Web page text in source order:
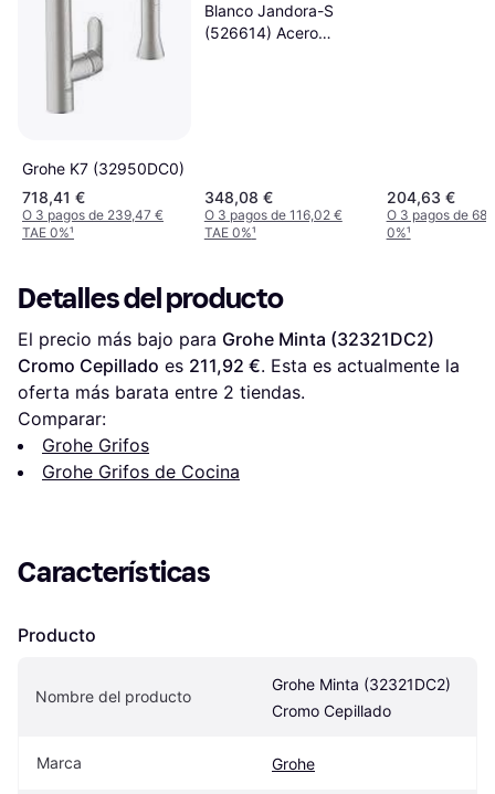
Grohe K7 (32950DC0)
718,41 €
O 3 pagos de 239,47 €
TAE 0%¹
Blanco Jandora-S
(526614) Acero
348,08 €
O 3 pagos de 116,02 €
TAE 0%¹
204,63 €
O 3 pagos de
0%¹
Detalles del producto
El precio más bajo para Grohe Minta (32321DC2)
Cromo Cepillado es 211,92 €. Esta es actualmente la
oferta más barata entre 2 tiendas.
Comparar:
Grohe Grifos
Grohe Grifos de Cocina
Características
Producto
Nombre del producto
Grohe Minta (32321DC2)
Cromo Cepillado
Marca Grohe